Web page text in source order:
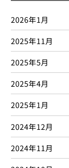
2026年1月
2025年11月
2025年5月
2025年4月
2025年1月
2024年12月
2024年11月